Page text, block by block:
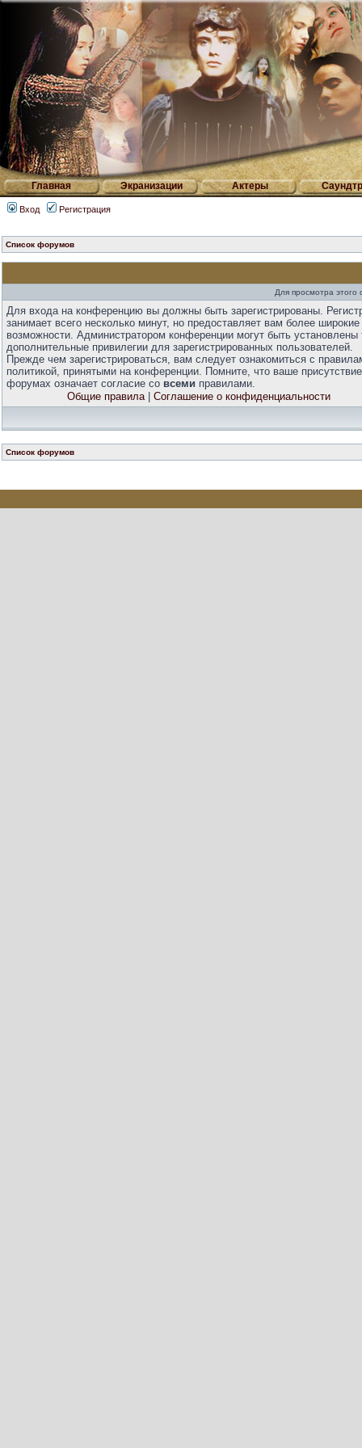
Главная Экранизации Актеры
Вход Регистрация
Список форумов
Для просмотра
Для входа на конференцию вы должны быть зарегистрированы.
занимает всего несколько минут, но предоставляет вам более широкие
возможности. Администратором конференции могут быть установлены
дополнительные привилегии для зарегистрированных пользователей.
Прежде чем зарегистрироваться, вам следует ознакомиться с
политикой, принятыми на конференции. Помните, что ваше
форумах означает согласие со всеми правилами.
Общие правила| Соглашение о конфиденциальности
Список форумов